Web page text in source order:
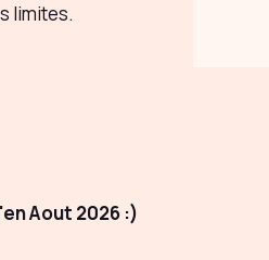
limites.
Aout 2026 :)